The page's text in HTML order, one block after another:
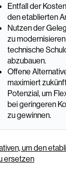
Entfall der
den etablierten
Nutzen der
zu
technische
abzubauen.
Offene
maximiert
Potenzial, um
bei geringeren
zu gewinnen.
um den
ersetzen